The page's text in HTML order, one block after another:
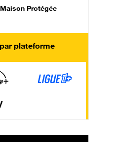
Protégée
plateforme